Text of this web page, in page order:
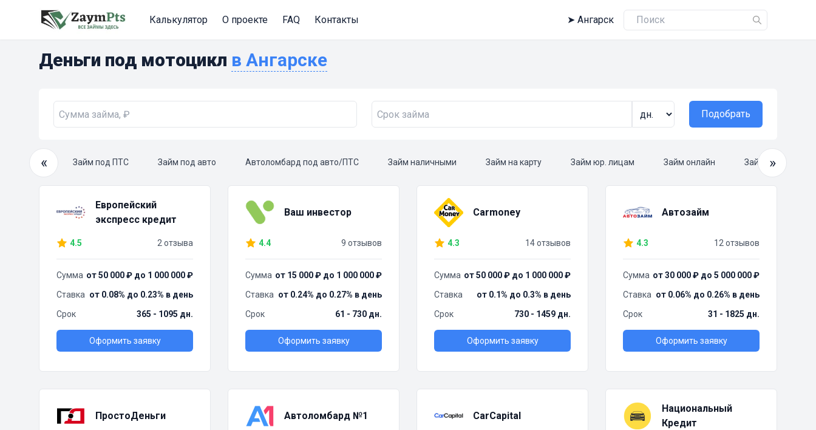
Калькулятор О проекте FAQ Контакты ➤ Ангарск
Деньги под мотоцикл в Ангарске
Подобрать
«
займ Займ под ПТС Займ под авто Автоломбард под авто/ПТС Займ наличными Займ на карту Займ юр. лицам Займ онлайн Займ »
Европейский
экспресс кредит
4.5 2 отзыва
Сумма от 50 000 ₽ до 1 000 000 ₽
Ставка от 0.08% до 0.23% в день
Срок
365 - 1095 дн.
Оформить заявку
Ваш инвестор
4.4 9 отзывов
Сумма от 15 000 ₽ до 1 000 000 ₽
Ставка от 0.24% до 0.27% в день
Срок
61 - 730 дн.
Оформить заявку
Carmoney
4.3 14 отзывов
Сумма от 50 000 ₽ до 1 000 000 ₽
Ставка
от 0.1% до 0.3% в день
Срок
730 - 1459 дн.
Оформить заявку
Автозайм
4.3 12 отзывов
Сумма от 30 000 ₽ до 5 000 000 ₽
Ставка от 0.06% до 0.26% в день
Срок
31 - 1825 дн.
Оформить заявку
ПростоДеньги Автоломбард №1 CarCapital
Национальный
Кредит